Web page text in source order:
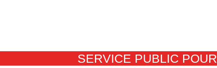
SERVICE PUBLIC POUR